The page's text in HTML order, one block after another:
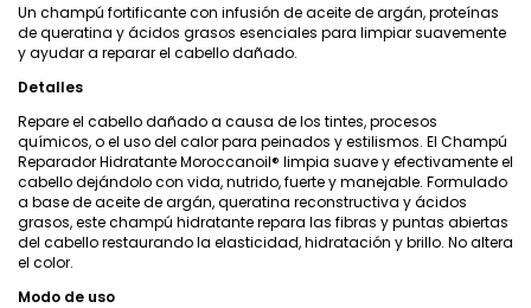
Un champú fortificante con infusión de aceite de argán, proteínas
de queratina y ácidos grasos esenciales para limpiar suavemente
y ayudar a reparar el cabello dañado.
Detalles
Repare el cabello dañado a causa de los tintes, procesos
químicos, o el uso del calor para peinados y estilismos. El Champú
Reparador Hidratante Moroccanoil® limpia suave y efectivamente el
cabello dejándolo con vida, nutrido, fuerte y manejable. Formulado
a base de aceite de argán, queratina reconstructiva y ácidos
grasos, este champú hidratante repara las fibras y puntas abiertas
del cabello restaurando la elasticidad, hidratación y brillo. No altera
el color.
Modo de uso